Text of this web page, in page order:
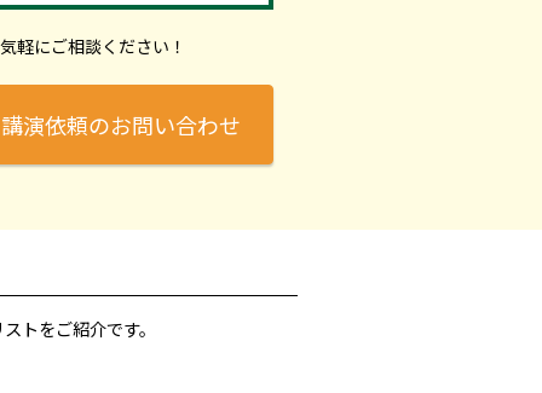
軽にご相談ください！
講演依頼のお問い合わせ
トをご紹介です。